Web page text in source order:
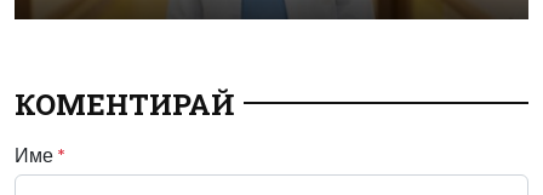
КОМЕНТИРАЙ
Име *